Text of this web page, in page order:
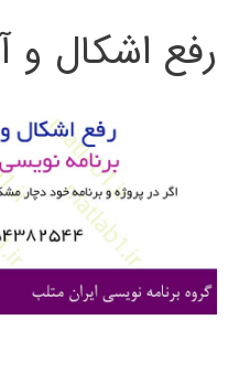
ج
ی
رفع اشکال و